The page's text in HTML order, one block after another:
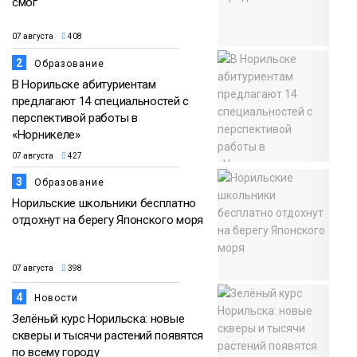
07 августа 408
2 Образование
В Норильске абитуриентам
предлагают 14 специальностей с
перспективой работы в
«Норникеле»
07 августа 427
3 Образование
Норильские школьники бесплатно
отдохнут на берегу Японского моря
07 августа 398
4 Новости
Зелёный курс Норильска: новые
скверы и тысячи растений появятся
по всему городу